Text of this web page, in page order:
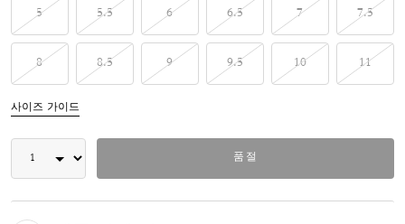
5 5.5 6 6.5 7 7.5
8 8.5 9 9.5 10 11
사이즈 가이드
품절